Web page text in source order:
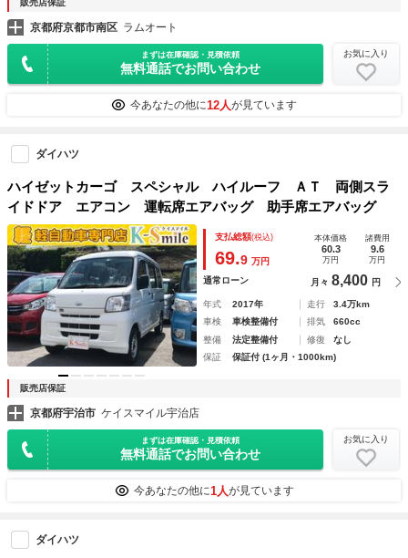
販売店保証
京都府京都市南区 ラムオート
まずは在庫確認・見積依頼
無料通話でお問い合わせ
お気に入り
今あなたの他に12人が見ています
ダイハツ
ハイゼットカーゴ スペシャル ハイルーフ ＡＴ 両側スラ
イドドア エアコン 運転席エアバッグ 助手席エアバッグ
支払総額(税込)
69.9 万円
本体価格
60.3
万円
諸費用
9.6
万円
通常ローン 月々 8,400 円
年式 2017年 走行
3.4万km
車検
車検整備付 排気
660cc
整備
法定整備付 修復
なし
保証
保証付 (1ヶ月・1000km)
販売店保証
京都府宇治市 ケイスマイル宇治店
まずは在庫確認・見積依頼
無料通話でお問い合わせ
お気に入り
今あなたの他に1人が見ています
ダイハツ